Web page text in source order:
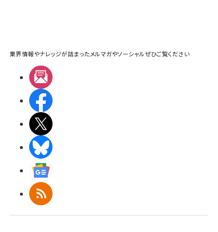
業界情報やナレッジが詰まったメルマガやソーシャルぜひご覧ください
RSS